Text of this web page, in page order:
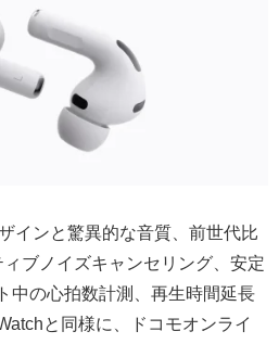
インと驚異的な音質、前世代比
ブノイズキャンセリング、安定
中の心拍数計測、再生時間延長
と同様に、ドコモオンライ